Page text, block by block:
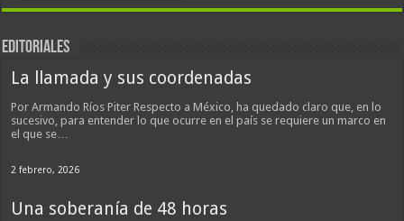
EDITORIALES
La llamada y sus coordenadas
Por Armando Ríos Piter Respecto a México, ha quedado claro que, en lo
sucesivo, para entender lo que ocurre en el país se requiere un marco en
el que se…
2 febrero, 2026
Una soberanía de 48 horas